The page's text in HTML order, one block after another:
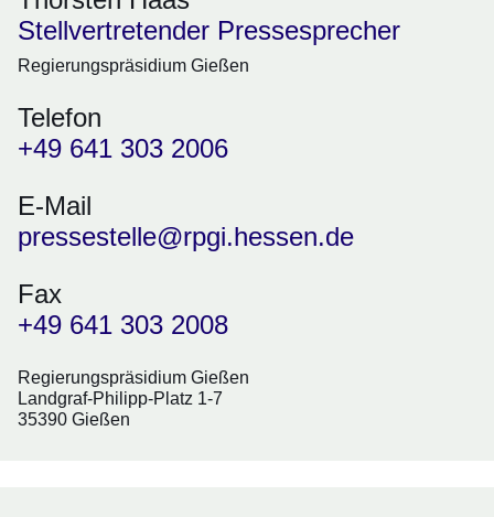
Stellvertretender Pressesprecher
Regierungspräsidium Gießen
Telefon
+49 641 303 2006
E-Mail
pressestelle@rpgi.hessen.de
Fax
+49 641 303 2008
Regierungspräsidium Gießen
Landgraf-Philipp-Platz 1-7
35390 Gießen